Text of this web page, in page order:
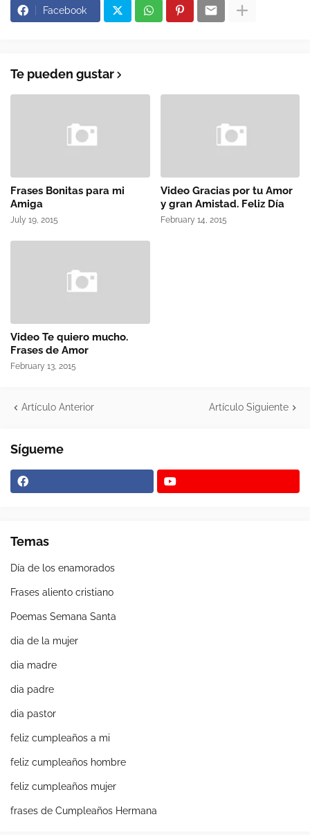
Facebook
Te pueden gustar
Frases Bonitas para mi
Amiga
July 19, 2015
Video Gracias por tu Amor
y gran Amistad. Feliz Día
February 14, 2015
Video Te quiero mucho.
Frases de Amor
February 13, 2015
Artículo Anterior Artículo Siguiente
Sígueme
Temas
Día de los enamorados
Frases aliento cristiano
Poemas Semana Santa
dia de la mujer
dia madre
dia padre
dia pastor
feliz cumpleaños a mi
feliz cumpleaños hombre
feliz cumpleaños mujer
frases de Cumpleaños Hermana